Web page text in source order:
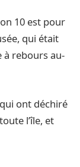
10 est pour
qui était
à rebours au-
ont déchiré
l’île, et